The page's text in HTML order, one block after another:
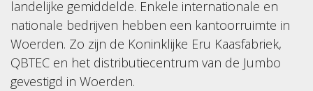
landelijke gemiddelde. Enkele internationale en
nationale bedrijven hebben een kantoorruimte in
Woerden. Zo zijn de Koninklijke Eru Kaasfabriek,
QBTEC en het distributiecentrum van de Jumbo
gevestigd in Woerden.